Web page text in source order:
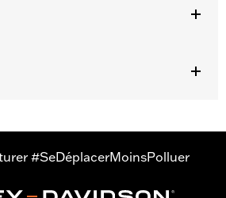
#SeDéplacerMoinsPolluer